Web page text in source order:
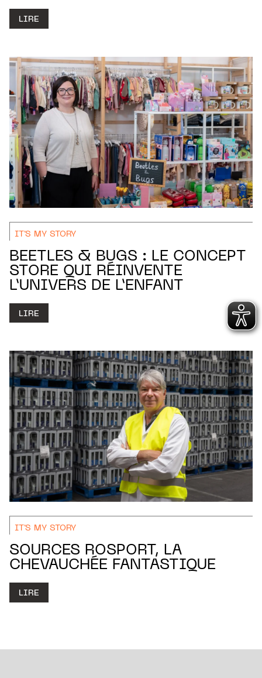
LIRE
IT'S MY STORY
BEETLES & BUGS : LE CONCEPT
STORE QUI RÉINVENTE
L’UNIVERS DE L’ENFANT
LIRE
IT'S MY STORY
SOURCES ROSPORT, LA
CHEVAUCHÉE FANTASTIQUE
LIRE